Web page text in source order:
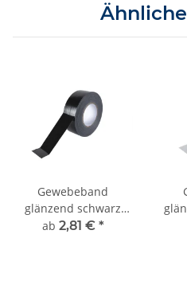
Gewebeband
glänzend schwarz
Sorte K372
ab 2,81 € *